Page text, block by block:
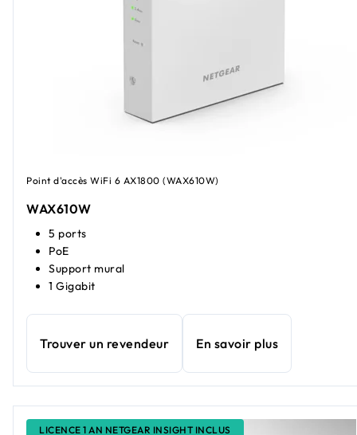
Point d'accès WiFi 6 AX1800 (WAX610W)
WAX610W
5 ports
PoE
Support mural
1 Gigabit
Trouver un revendeur En savoir plus
LICENCE 1 AN NETGEAR INSIGHT INCLUS